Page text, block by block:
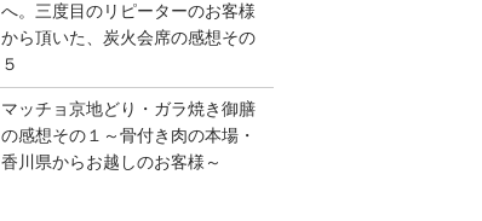
へ。三度目のリピーターのお客様
から頂いた、炭火会席の感想その
５
マッチョ京地どり・ガラ焼き御膳
の感想その１～骨付き肉の本場・
香川県からお越しのお客様～